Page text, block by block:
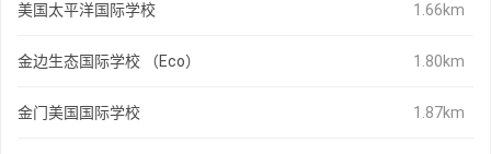
美国太平洋国际学校 1.66km
金边生态国际学校 （Eco） 1.80km
金门美国国际学校 1.87km